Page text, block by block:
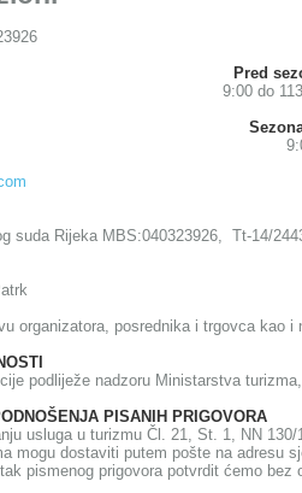
Pred
9:00 do
suda Rijeka MBS:040323926, Tt-14/
organizatora, posrednika i trgovca kao i
podliježe nadzoru Ministarstva
PISANIH PRIGOVORA
usluga u turizmu Čl. 21, St. 1, NN
mogu dostaviti putem pošte na adresu
pismenog prigovora potvrdit ćemo bez